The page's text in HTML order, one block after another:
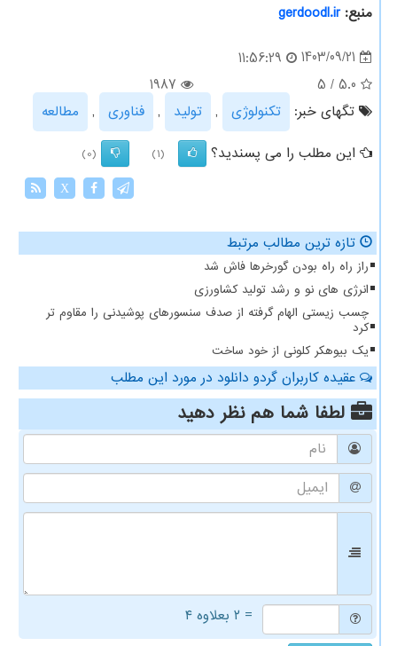
منبع:gerdoodl.ir
1403/09/21
11:56:29
5.0
/
5
1987
تگهای خبر:
تكنولوژی , تولید , فناوری ,
مطالعه
این مطلب را می پسندید؟
(1)
(0)
X
تازه ترین مطالب مرتبط
راز راه راه بودن گورخرها فاش شد
انرژی های نو و رشد تولید کشاورزی
چسب زیستی الهام گرفته از صدف سنسورهای پوشیدنی را مقاوم تر
کرد
یک بیوهکر کلونی از خود ساخت
عقیده کاربران گردو دانلود در مورد این مطلب
لطفا شما همنظر دهید
= ۲ بعلاوه ۴